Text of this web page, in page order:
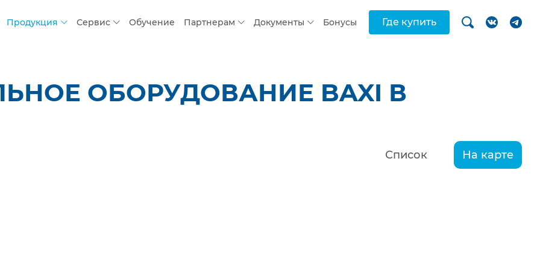
Продукция Сервис Обучение Партнерам Документы Бонусы Где купить
ОБОРУДОВАНИЕ BAXI В
Список На карте